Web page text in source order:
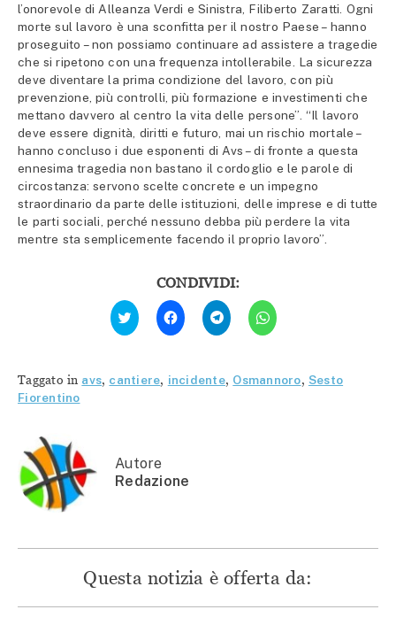
l’onorevole di Alleanza Verdi e Sinistra, Filiberto Zaratti. Ogni
morte sul lavoro è una sconfitta per il nostro Paese – hanno
proseguito – non possiamo continuare ad assistere a tragedie
che si ripetono con una frequenza intollerabile. La sicurezza
deve diventare la prima condizione del lavoro, con più
prevenzione, più controlli, più formazione e investimenti che
mettano davvero al centro la vita delle persone”. “Il lavoro
deve essere dignità, diritti e futuro, mai un rischio mortale –
hanno concluso i due esponenti di Avs – di fronte a questa
ennesima tragedia non bastano il cordoglio e le parole di
circostanza: servono scelte concrete e un impegno
straordinario da parte delle istituzioni, delle imprese e di tutte
le parti sociali, perché nessuno debba più perdere la vita
mentre sta semplicemente facendo il proprio lavoro”.
CONDIVIDI:
Fai
clic
qui
Twitter
(Si
Fai
clic
per
condividere
(Si
apre
Fai
clic
per
condividere
(Si
apre
Fai
clic
per
(Si
apre
Taggato in avs, cantiere, incidente, Osmannoro, Sesto
Fiorentino
Autore
Redazione
Questa notizia è offerta da: